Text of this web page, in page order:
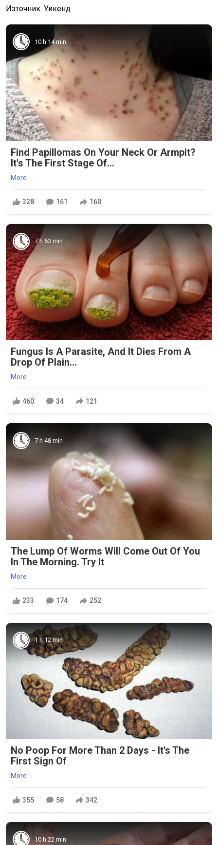
Източник: Уикенд
10 h 14 min
Find Papillomas On Your Neck Or Armpit?
It's The First Stage Of...
More
328 161 160
7 h 53 min
Fungus Is A Parasite, And It Dies From A
Drop Of Plain...
More
460 34 121
7 h 48 min
The Lump Of Worms Will Come Out Of You
In The Morning. Try It
More
233 174 252
1 h 12 min
No Poop For More Than 2 Days - It's The
First Sign Of
More
355 58 342
10 h 22 min